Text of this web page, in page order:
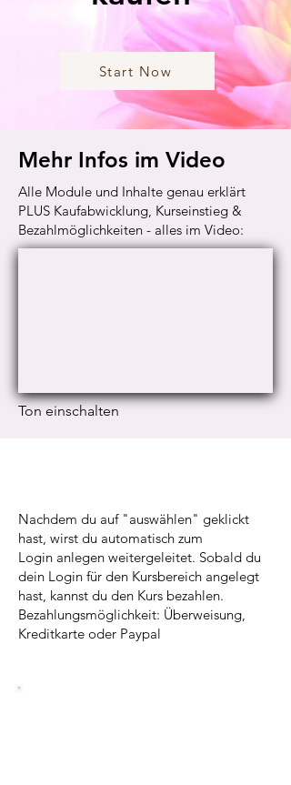
Start Now
Mehr Infos im Video
Alle Module und Inhalte genau erklärt
PLUS Kaufabwicklung, Kurseinstieg &
Bezahlmöglichkeiten - alles im Video:
Ton einschalten
Nachdem du auf "auswählen" geklickt
hast, wirst du automatisch zum
Login anlegen weitergeleitet. Sobald du
dein Login für den Kursbereich angelegt
hast, kannst du den Kurs bezahlen.
Bezahlungsmöglichkeit: Überweisung,
Kreditkarte oder Paypal